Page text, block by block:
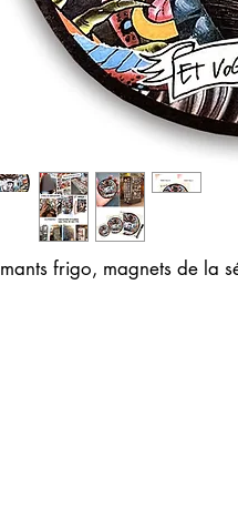
frigo, magnets de la